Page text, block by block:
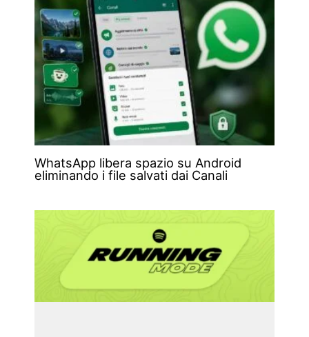
WhatsApp libera spazio su Android
eliminando i file salvati dai Canali